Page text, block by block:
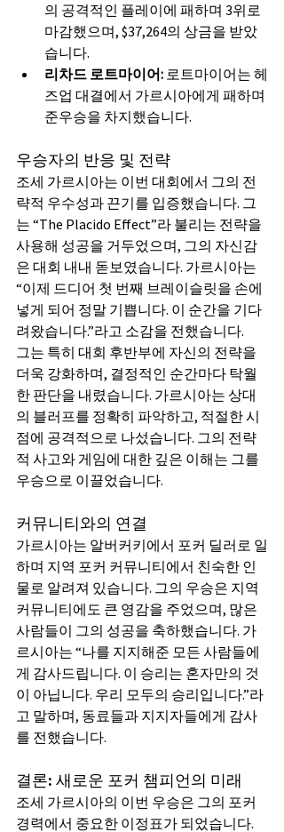
의 공격적인 플레이에 패하며 3위로
마감했으며, $37,264의 상금을 받았
습니다.
리차드 로트마이어: 로트마이어는 헤
즈업 대결에서 가르시아에게 패하며
준우승을 차지했습니다.
우승자의 반응 및 전략
조세 가르시아는 이번 대회에서 그의 전
략적 우수성과 끈기를 입증했습니다. 그
는 “The Placido Effect”라 불리는 전략을
사용해 성공을 거두었으며, 그의 자신감
은 대회 내내 돋보였습니다. 가르시아는
“이제 드디어 첫 번째 브레이슬릿을 손에
넣게 되어 정말 기쁩니다. 이 순간을 기다
려왔습니다.”라고 소감을 전했습니다.
그는 특히 대회 후반부에 자신의 전략을
더욱 강화하며, 결정적인 순간마다 탁월
한 판단을 내렸습니다. 가르시아는 상대
의 블러프를 정확히 파악하고, 적절한 시
점에 공격적으로 나섰습니다. 그의 전략
적 사고와 게임에 대한 깊은 이해는 그를
우승으로 이끌었습니다.
커뮤니티와의 연결
가르시아는 알버커키에서 포커 딜러로 일
하며 지역 포커 커뮤니티에서 친숙한 인
물로 알려져 있습니다. 그의 우승은 지역
커뮤니티에도 큰 영감을 주었으며, 많은
사람들이 그의 성공을 축하했습니다. 가
르시아는 “나를 지지해준 모든 사람들에
게 감사드립니다. 이 승리는 혼자만의 것
이 아닙니다. 우리 모두의 승리입니다.”라
고 말하며, 동료들과 지지자들에게 감사
를 전했습니다.
결론: 새로운 포커 챔피언의 미래
조세 가르시아의 이번 우승은 그의 포커
경력에서 중요한 이정표가 되었습니다.